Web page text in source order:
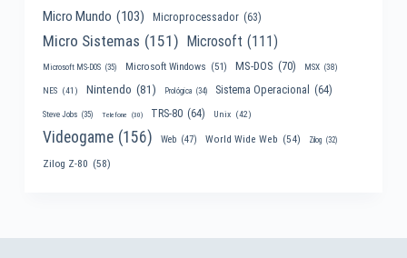
Micro Mundo (103) Microprocessador (63)
Micro Sistemas (151) Microsoft (111)
Microsoft MS-DOS (35) Microsoft Windows (51) MS-DOS (70) MSX (38)
NES (41) Nintendo (81) Prológica (34) Sistema Operacional (64)
Steve Jobs (35) Telefone (30) TRS-80 (64) Unix (42)
Videogame (156) Web (47) World Wide Web (54) Zilog (32)
Zilog Z-80 (58)